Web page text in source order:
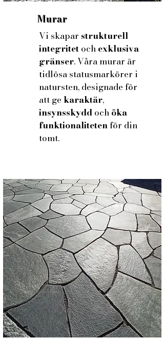
Murar
Vi skapar strukturell
integritetochexklusiva
gränser. Våra murar är
tidlösa statusmarkörer i
natursten, designade för
att gekaraktär,
insynsskyddochöka
funktionalitetenför din
tomt.